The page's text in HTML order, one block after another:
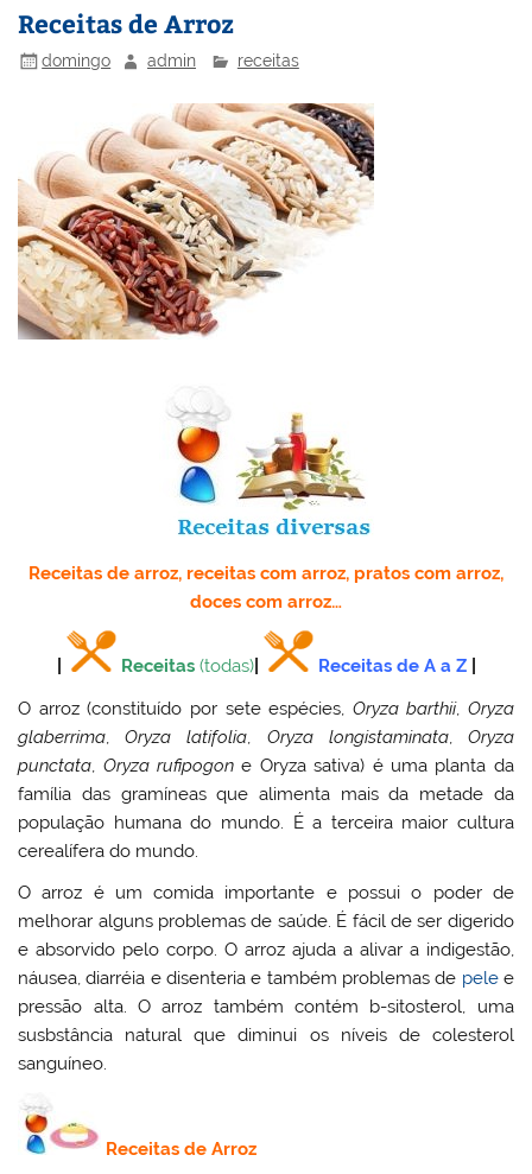
st dI
n
b
o
k
l
Receitas de Arroz
domingo admin receitas
Receitas de arroz, receitas com arroz, pratos com arroz,
doces com arroz…
Receitas (todas)| Receitas de A a Z|
O arroz(constituído por sete espécies, Oryza barthii, Oryza
glaberrima,Oryza latifolia, Oryza longistaminata, Oryza
punctata, Oryza rufipogon e Oryza sativa) é uma planta da
família das gramíneas que alimenta mais da metade da
população humana do mundo. É a terceira maior cultura
cerealífera do mundo.
O arroz é um comida importante e possui o poder de
melhorar alguns problemas de saúde. É fácil de ser digerido
e absorvido pelo corpo. O arroz ajuda a alivar a indigestão,
náusea, diarréia e disenteria e também problemas de pelee
pressão alta. O arroz também contém b-sitosterol, uma
susbstância natural que diminui os níveis de colesterol
sanguíneo.
Receitas de Arroz